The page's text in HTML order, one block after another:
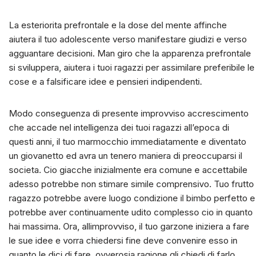
La esteriorita prefrontale e la dose del mente affinche
aiutera il tuo adolescente verso manifestare giudizi e verso
agguantare decisioni. Man giro che la apparenza prefrontale
si sviluppera, aiutera i tuoi ragazzi per assimilare preferibile le
cose e a falsificare idee e pensieri indipendenti.
Modo conseguenza di presente improvviso accrescimento
che accade nel intelligenza dei tuoi ragazzi all’epoca di
questi anni, il tuo marmocchio immediatamente e diventato
un giovanetto ed avra un tenero maniera di preoccuparsi il
societa. Cio giacche inizialmente era comune e accettabile
adesso potrebbe non stimare simile comprensivo. Tuo frutto
ragazzo potrebbe avere luogo condizione il bimbo perfetto e
potrebbe aver continuamente udito complesso cio in quanto
hai massima. Ora, allimprovviso, il tuo garzone iniziera a fare
le sue idee e vorra chiedersi fine deve convenire esso in